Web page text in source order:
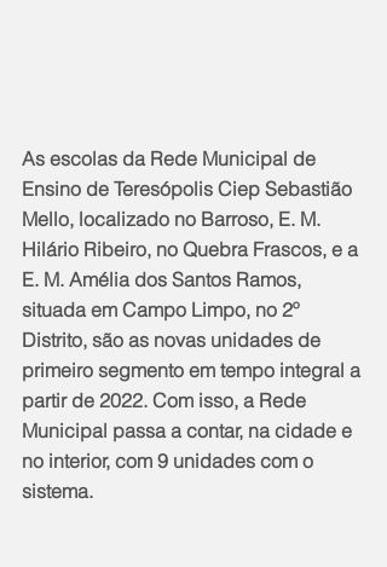
As escolas da Rede Municipal de
Ensino de Teresópolis Ciep Sebastião
Mello, localizado no Barroso, E. M.
Hilário Ribeiro, no Quebra Frascos, e a
E. M. Amélia dos Santos Ramos,
situada em Campo Limpo, no 2º
Distrito, são as novas unidades de
primeiro segmento em tempo integral a
partir de 2022. Com isso, a Rede
Municipal passa a contar, na cidade e
no interior, com 9 unidades com o
sistema.